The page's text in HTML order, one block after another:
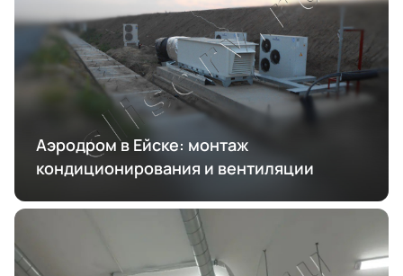
Аэродром в Ейске: монтаж
кондиционирования и вентиляции